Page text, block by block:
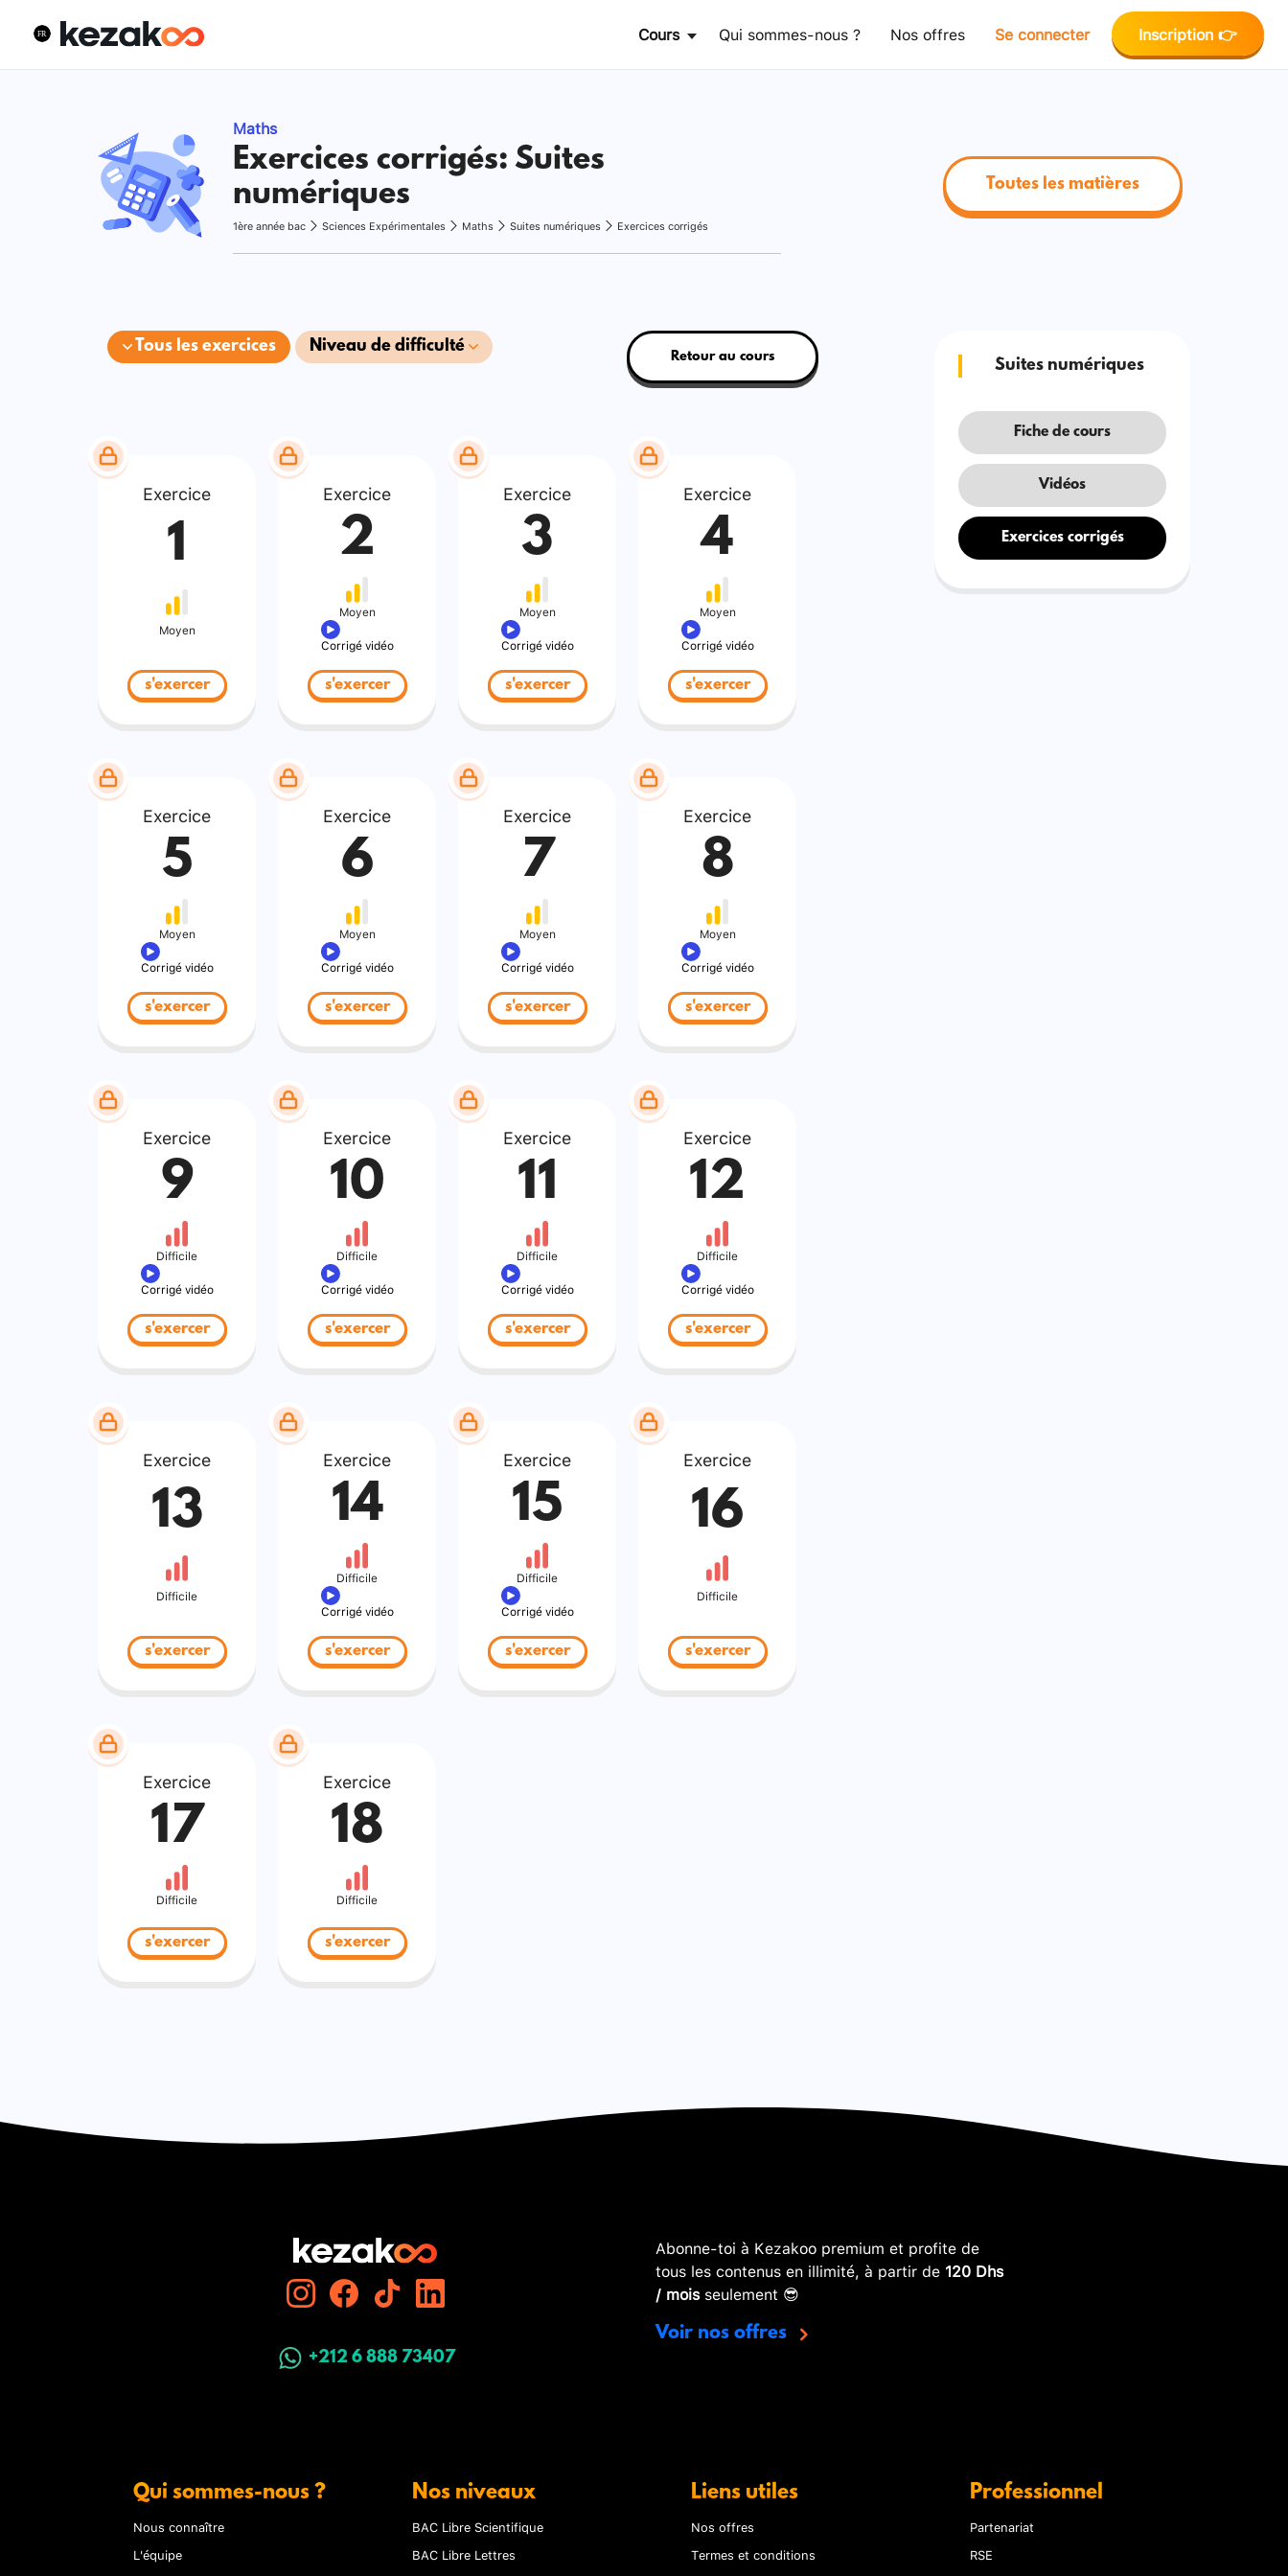
Cours Qui sommes-nous ? Nos offres Se connecter Inscription 👉
Maths
Exercices corrigés: Suites
numériques
1ère année bac Sciences Expérimentales Maths Suites numériques Exercices corrigés
Toutes les matières
Tous les exercices Niveau de difficulté
Retour au cours
Exercice
1
Moyen
s'exercer
Exercice
2
Moyen
Corrigé vidéo
s'exercer
Exercice
3
Moyen
Corrigé vidéo
s'exercer
Exercice
4
Moyen
Corrigé vidéo
s'exercer
Exercice
5
Moyen
Corrigé vidéo
s'exercer
Exercice
6
Moyen
Corrigé vidéo
s'exercer
Exercice
7
Moyen
Corrigé vidéo
s'exercer
Exercice
8
Moyen
Corrigé vidéo
s'exercer
Exercice
9
Difficile
Corrigé vidéo
s'exercer
Exercice
10
Difficile
Corrigé vidéo
s'exercer
Exercice
11
Difficile
Corrigé vidéo
s'exercer
Exercice
12
Difficile
Corrigé vidéo
s'exercer
Exercice
13
Difficile
s'exercer
Exercice
14
Difficile
Corrigé vidéo
s'exercer
Exercice
15
Difficile
Corrigé vidéo
s'exercer
Exercice
16
Difficile
s'exercer
Exercice
17
Difficile
s'exercer
Exercice
18
Difficile
s'exercer
Suites numériques
Fiche de cours
Vidéos
Exercices corrigés
+212 6 888 73407
Abonne-toi à Kezakoo premium et profite de
tous les contenus en illimité, à partir de 120 Dhs
/ moisseulement 😎
Voir nos offres
Qui sommes-nous ?
Nous connaître
L'équipe
Nos niveaux
BAC Libre Scientifique
BAC Libre Lettres
Liens utiles
Nos offres
Termes et conditions
Professionnel
Partenariat
RSE